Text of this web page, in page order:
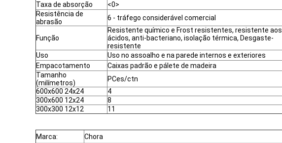
Taxa de absorção
<0>
Resistência de
abrasão
6 - tráfego considerável comercial
Função
Resistente químico e Frost resistentes, resistente aos
ácidos, anti-bacteriano, isolação térmica, Desgaste-
resistente
Uso
Uso no assoalho e na parede internos e exteriores
Empacotamento
Caixas padrão e pálete de madeira
Tamanho
(milímetros)
PCes/ctn
600x600 24x24
4
300x600 12x24
8
300x300 12x12
11
Marca:
Chora